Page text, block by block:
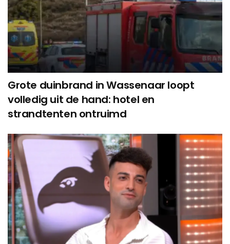
Grote duinbrand in Wassenaar loopt
volledig uit de hand: hotel en
strandtenten ontruimd